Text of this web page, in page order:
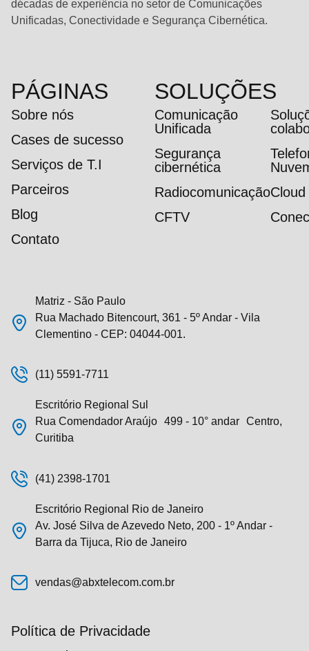
décadas de experiência no setor de Comunicações
Unificadas, Conectividade e Segurança Cibernética.
PÁGINAS
Sobre nós
Cases de sucesso
Serviços de T.I
Parceiros
Blog
Contato
SOLUÇÕES
Comunicação
Unificada
Segurança
cibernética
RadiocomunicaçãoCloud
CFTV
Matriz - São Paulo
Rua Machado Bitencourt, 361 - 5º Andar - Vila
Clementino - CEP: 04044-001.
(11) 5591-7711
Escritório Regional Sul
Rua Comendador Araújo 499 - 10° andar Centro,
Curitiba
(41) 2398-1701
Escritório Regional Rio de Janeiro
Av. José Silva de Azevedo Neto, 200 - 1º Andar -
Barra da Tijuca, Rio de Janeiro
vendas@abxtelecom.com.br
Política de Privacidade